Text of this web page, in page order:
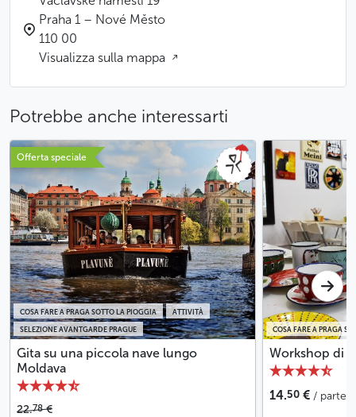
Praha 1 – Nové Město
110 00
Visualizza sulla mappa
Potrebbe anche interessarti
Offerta speciale
SELEZIONE AVANTGARDE PRAGUE
COSA FARE A PRAGA SOTTO LA PIOGGIA ATTIVITÀ
Gita su una piccola nave lungo
Moldava
22.78€
COSA FARE A PRAGA
Workshop di
14.50 € / parte